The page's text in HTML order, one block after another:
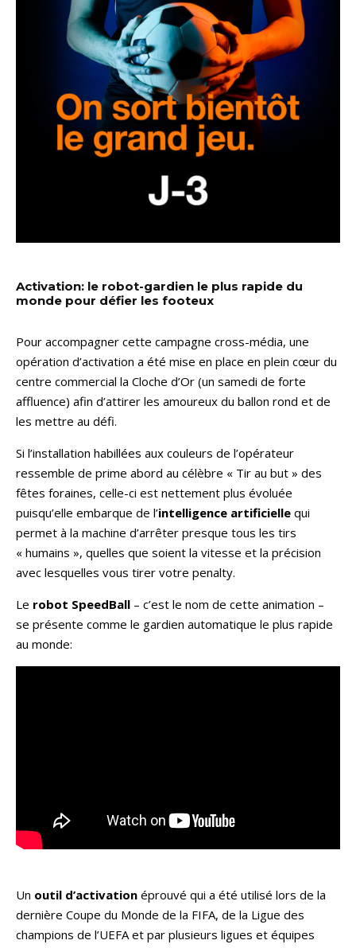
Activation: le robot-gardien le plus rapide du
monde pour défier les footeux
Pour accompagner cette campagne cross-média, une
opération d’activation a été mise en place en plein cœur du
centre commercial la Cloche d’Or (un samedi de forte
affluence) afin d’attirer les amoureux du ballon rond et de
les mettre au défi.
Si l’installation habillées aux couleurs de l’opérateur
ressemble de prime abord au célèbre « Tir au but » des
fêtes foraines, celle-ci est nettement plus évoluée
puisqu’elle embarque de l’intelligence artificielle qui
permet à la machine d’arrêter presque tous les tirs
« humains », quelles que soient la vitesse et la précision
avec lesquelles vous tirer votre penalty.
Le robot SpeedBall – c’est le nom de cette animation –
se présente comme le gardien automatique le plus rapide
au monde:
Un outil d’activation éprouvé qui a été utilisé lors de la
dernière Coupe du Monde de la FIFA, de la Ligue des
champions de l’UEFA et par plusieurs ligues et équipes